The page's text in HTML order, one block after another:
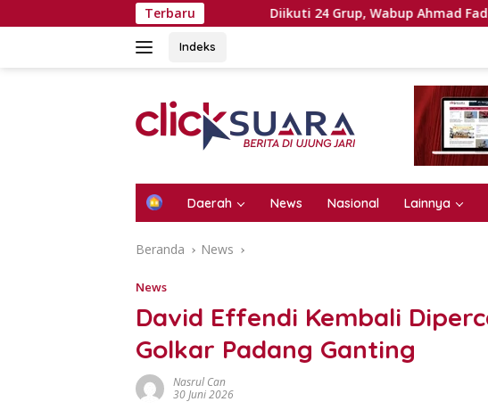
ke
TerbaruDiikuti 24 Grup, Wabup Ahmad Fadly Buka
Indeks
H
e
Daerah News Nasional Lainnya
Beranda News
News
David Effendi Kembali
Golkar Padang Ganting
Nasrul Can
30 Juni 2026